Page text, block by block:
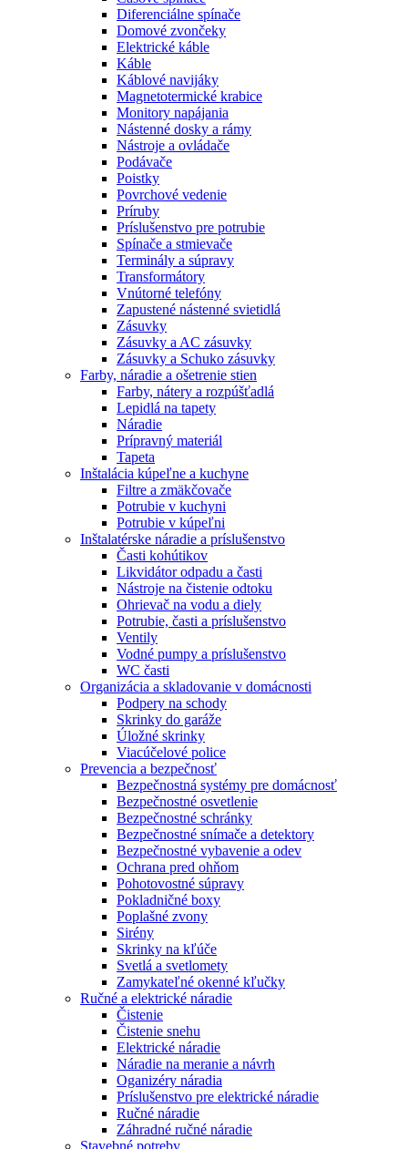
Diferenciálne spínače
Domové zvončeky
Elektrické káble
Káble
Káblové navijáky
Magnetotermické krabice
Monitory napájania
Nástenné dosky a rámy
Nástroje a ovládače
Podávače
Poistky
Povrchové vedenie
Príruby
Príslušenstvo pre potrubie
Spínače a stmievače
Terminály a súpravy
Transformátory
Vnútorné telefóny
Zapustené nástenné svietidlá
Zásuvky
Zásuvky a AC zásuvky
Zásuvky a Schuko zásuvky
Farby, náradie a ošetrenie stien
Farby, nátery a rozpúšťadlá
Lepidlá na tapety
Náradie
Prípravný materiál
Tapeta
Inštalácia kúpeľne a kuchyne
Filtre a zmäkčovače
Potrubie v kuchyni
Potrubie v kúpeľni
Inštalatérske náradie a príslušenstvo
Časti kohútikov
Likvidátor odpadu a časti
Nástroje na čistenie odtoku
Ohrievač na vodu a diely
Potrubie, časti a príslušenstvo
Ventily
Vodné pumpy a príslušenstvo
WC časti
Organizácia a skladovanie v domácnosti
Podpery na schody
Skrinky do garáže
Úložné skrinky
Viacúčelové police
Prevencia a bezpečnosť
Bezpečnostná systémy pre domácnosť
Bezpečnostné osvetlenie
Bezpečnostné schránky
Bezpečnostné snímače a detektory
Bezpečnostné vybavenie a odev
Ochrana pred ohňom
Pohotovostné súpravy
Pokladničné boxy
Poplašné zvony
Sirény
Skrinky na kľúče
Svetlá a svetlomety
Zamykateľné okenné kľučky
Ručné a elektrické náradie
Čistenie
Čistenie snehu
Elektrické náradie
Náradie na meranie a návrh
Oganizéry náradia
Príslušenstvo pre elektrické náradie
Ručné náradie
Záhradné ručné náradie
Stavebné potreby